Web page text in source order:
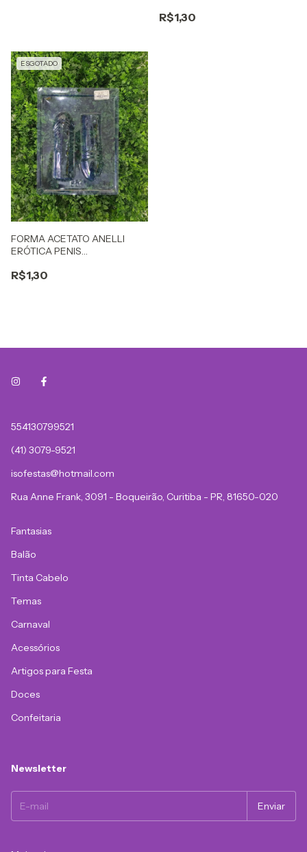
R$1,30
ESGOTADO
FORMA ACETATO ANELLI
ERÓTICA PENIS
R$1,30
554130799521
(41) 3079-9521
isofestas@hotmail.com
Rua Anne Frank, 3091 - Boqueirão, Curitiba - PR, 81650-020
Fantasias
Balão
Tinta Cabelo
Temas
Carnaval
Acessórios
Artigos para Festa
Doces
Confeitaria
Newsletter